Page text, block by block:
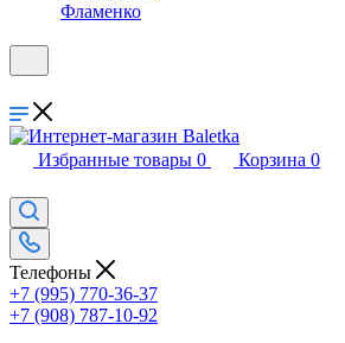
Фламенко
Избранные товары 0 Корзина 0
Телефоны
+7 (995) 770-36-37
+7 (908) 787-10-92